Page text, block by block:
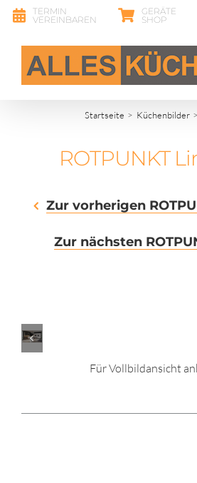
Zum
Inhalt
springen
TERMIN
VEREINBAREN
GERÄTE
SHOP
Startseite Küchenbilder
ROTPUNKT
Zur vorherigen
Zur nächsten
Für Vollbildansicht